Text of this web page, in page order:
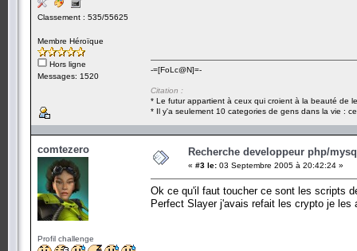
Classement : 535/55625
Membre Héroïque
Hors ligne
Messages: 1520
-=[FoLc@N]=-
Citation :
* Le futur appartient à ceux qui croient à la beauté de
* Il y'a seulement 10 categories de gens dans la vie :
comtezero
Profil challenge
Recherche developpeur php/
« #3 le: 03 Septembre 2005 à 20:42:24 »
Ok ce qu'il faut toucher ce sont les scripts
Perfect Slayer j'avais refait les crypto je